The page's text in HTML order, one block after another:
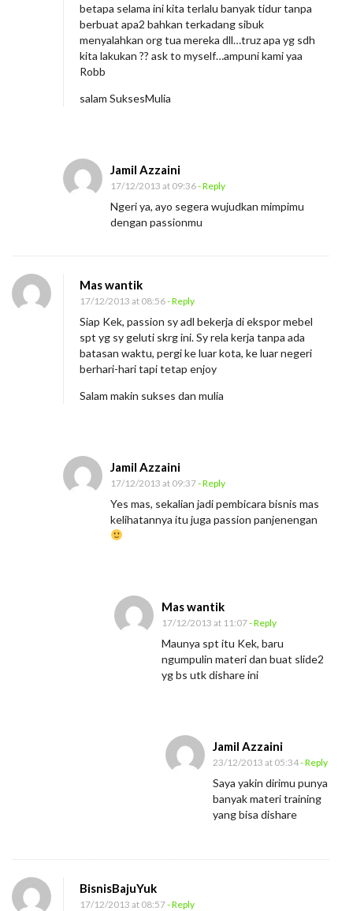
betapa selama ini kita terlalu banyak tidur tanpa
berbuat apa2 bahkan terkadang sibuk
menyalahkan org tua mereka dll…truz apa yg sdh
kita lakukan ?? ask to myself…ampuni kami yaa
Robb
salam SuksesMulia
Jamil Azzaini
17/12/2013 at 09:36- Reply
Ngeri ya, ayo segera wujudkan mimpimu
dengan passionmu
Mas wantik
17/12/2013 at 08:56- Reply
Siap Kek, passion sy adl bekerja di ekspor mebel
spt yg sy geluti skrg ini. Sy rela kerja tanpa ada
batasan waktu, pergi ke luar kota, ke luar negeri
berhari-hari tapi tetap enjoy
Salam makin sukses dan mulia
Jamil Azzaini
17/12/2013 at 09:37- Reply
Yes mas, sekalian jadi pembicara bisnis mas
kelihatannya itu juga passion panjenengan
Mas wantik
17/12/2013 at 11:07- Reply
Maunya spt itu Kek, baru
ngumpulin materi dan buat slide2
yg bs utk dishare ini
Jamil Azzaini
23/12/2013 at 05:34- Reply
Saya yakin dirimu punya
banyak materi training
yang bisa dishare
BisnisBajuYuk
17/12/2013 at 08:57- Reply